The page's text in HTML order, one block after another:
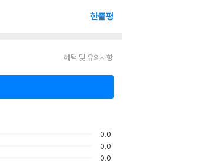
한줄평
혜택 및 유의사항
0.0
0.0
0.0